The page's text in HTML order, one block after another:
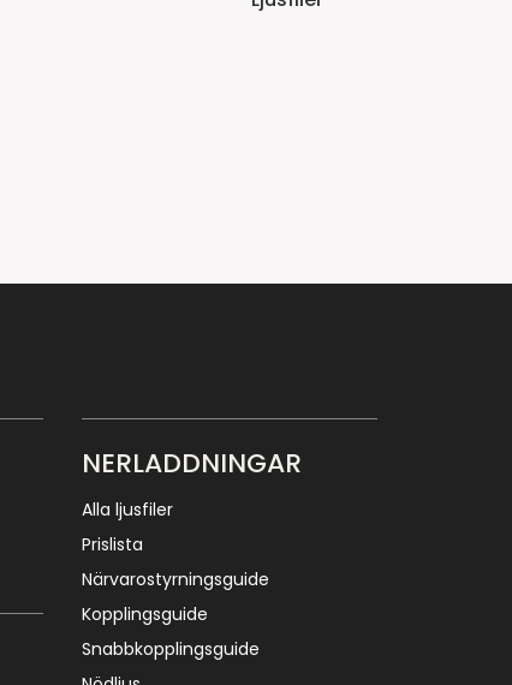
NERLADDNINGAR
Alla ljusfiler
Prislista
Närvarostyrningsguide
Kopplingsguide
Snabbkopplingsguide